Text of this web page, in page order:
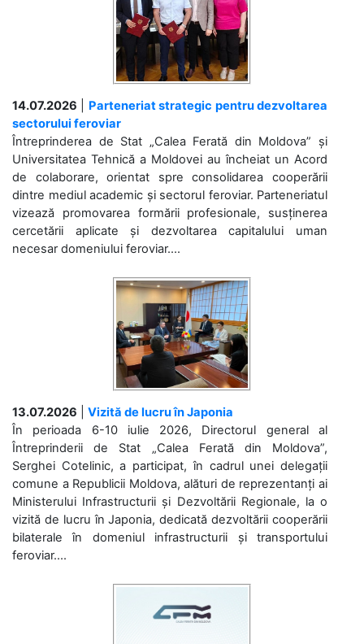
14.07.2026
Parteneriat strategic pentru dezvoltarea
sectorului feroviar
Întreprinderea de Stat „Calea Ferată din Moldova” și
Universitatea Tehnică a Moldovei au încheiat un Acord
de colaborare, orientat spre consolidarea cooperării
dintre mediul academic și sectorul feroviar. Parteneriatul
vizează promovarea formării profesionale, susținerea
cercetării aplicate și dezvoltarea capitalului uman
necesar domeniului feroviar....
13.07.2026
Vizită de lucru în Japonia
În perioada 6-10 iulie 2026, Directorul general al
Întreprinderii de Stat „Calea Ferată din Moldova”,
Serghei Cotelinic, a participat, în cadrul unei delegații
comune a Republicii Moldova, alături de reprezentanți ai
Ministerului Infrastructurii și Dezvoltării Regionale, la o
vizită de lucru în Japonia, dedicată dezvoltării cooperării
bilaterale în domeniul infrastructurii și transportului
feroviar....